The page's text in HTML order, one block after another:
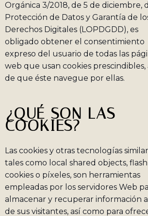
Orgánica 3/2018, de 5 de diciembre,
Protección de Datos y Garantía de
Derechos Digitales (LOPDGDD), es
obligado obtener el consentimiento
expreso del usuario de todas las
web que usan cookies prescindibles,
de que éste navegue por ellas.
¿QUÉ SON LAS
COOKIES?
Las cookies y otras tecnologías
tales como local shared objects, flash
cookies o píxeles, son herramientas
empleadas por los servidores Web
almacenar y recuperar información
de sus visitantes, así como para